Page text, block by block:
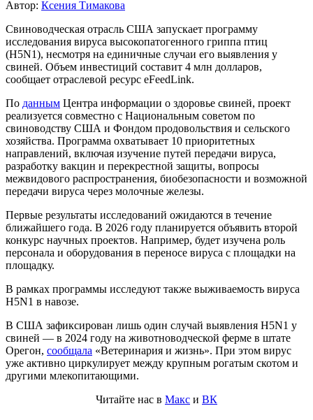
Автор: Ксения Тимакова
Свиноводческая отрасль США запускает программу
исследования вируса высокопатогенного гриппа птиц
(H5N1), несмотря на единичные случаи его выявления у
свиней. Объем инвестиций составит 4 млн долларов,
сообщает отраслевой ресурс eFeedLink.
По данным Центра информации о здоровье свиней, проект
реализуется совместно с Национальным советом по
свиноводству США и Фондом продовольствия и сельского
хозяйства. Программа охватывает 10 приоритетных
направлений, включая изучение путей передачи вируса,
разработку вакцин и перекрестной защиты, вопросы
межвидового распространения, биобезопасности и возможной
передачи вируса через молочные железы.
Первые результаты исследований ожидаются в течение
ближайшего года. В 2026 году планируется объявить второй
конкурс научных проектов. Например, будет изучена роль
персонала и оборудования в переносе вируса с площадки на
площадку.
В рамках программы исследуют также выживаемость вируса
H5N1 в навозе.
В США зафиксирован лишь один случай выявления H5N1 у
свиней — в 2024 году на животноводческой ферме в штате
Орегон, сообщала «Ветеринария и жизнь». При этом вирус
уже активно циркулирует между крупным рогатым скотом и
другими млекопитающими.
Читайте нас в Макс и ВК